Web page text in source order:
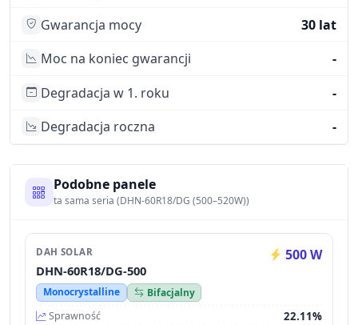
Gwarancja mocy
30 lat
Moc na koniec gwarancji
-
Degradacja w 1. roku
-
Degradacja roczna
-
Podobne panele
ta sama seria (DHN-60R18/DG (500–520W))
DAH SOLAR 500 W
DHN-60R18/DG-500
Monocrystalline
Bifacjalny
Sprawność
22.11%